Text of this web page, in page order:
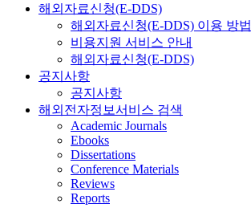
해외자료신청(E-DDS)
해외자료신청(E-DDS) 이용 방법
비용지원 서비스 안내
해외자료신청(E-DDS)
공지사항
공지사항
해외전자정보서비스 검색
Academic Journals
Ebooks
Dissertations
Conference Materials
Reviews
Reports